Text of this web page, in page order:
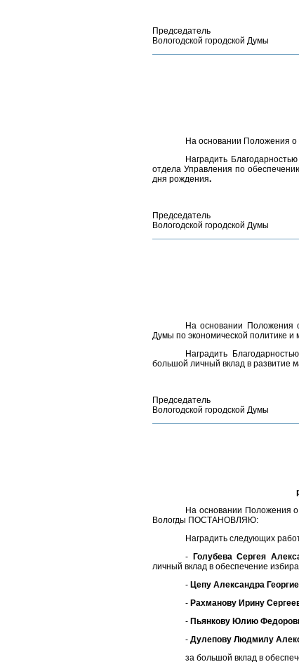
Председатель
Вологодской городской Думы
На основании Положения
Наградить
отдела Управления по
дня рождения.
Председатель
Вологодской городской Думы
На основании Положения
Думы по экономической политике
Наградить
большой личный вклад в развитие
Председатель
Вологодской городской Думы
На основании Положения о
Вологды ПОСТАНОВЛЯЮ:
Наградить следующих
-
Голубева Сергея
личный вклад в обеспечение
- Цепу Александра
- Рахманову Ирину
- Пьянкову Юлию
-Дулепову Людмилу
за большой вклад в